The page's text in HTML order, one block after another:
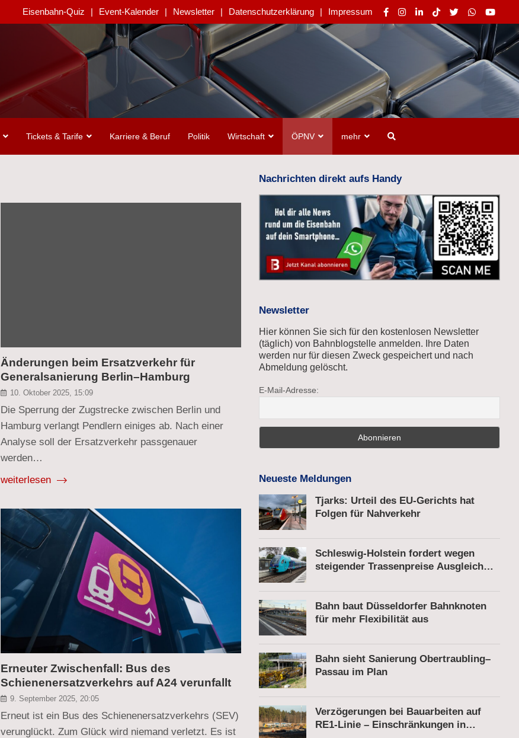
Eisenbahn-Quiz Event-Kalender Newsletter Datenschutzerklärung Impressum
Tickets & Tarife Karriere & Beruf Politik Wirtschaft ÖPNV mehr
Änderungen beim Ersatzverkehr für
Generalsanierung Berlin–Hamburg
10. Oktober 2025, 15:09
Die Sperrung der Zugstrecke zwischen Berlin und
Hamburg verlangt Pendlern einiges ab. Nach einer
Analyse soll der Ersatzverkehr passgenauer
werden…
weiterlesen
Erneuter Zwischenfall: Bus des
Schienenersatzverkehrs auf A24 verunfallt
9. September 2025, 20:05
Erneut ist ein Bus des Schienenersatzverkehrs (SEV)
verunglückt. Zum Glück wird niemand verletzt. Es ist
Nachrichten direkt aufs Handy
Newsletter
Hier können Sie sich für den kostenlosen Newsletter
(täglich) von Bahnblogstelle anmelden. Ihre Daten
werden nur für diesen Zweck gespeichert und nach
Abmeldung gelöscht.
E-Mail-Adresse:
Neueste Meldungen
Tjarks: Urteil des EU-Gerichts hat
Folgen für Nahverkehr
Schleswig-Holstein fordert wegen
steigender Trassenpreise Ausgleich
Bahn baut Düsseldorfer Bahnknoten
für mehr Flexibilität aus
Bahn sieht Sanierung Obertraubling–
Passau im Plan
Verzögerungen bei Bauarbeiten auf
RE1-Linie – Einschränkungen in